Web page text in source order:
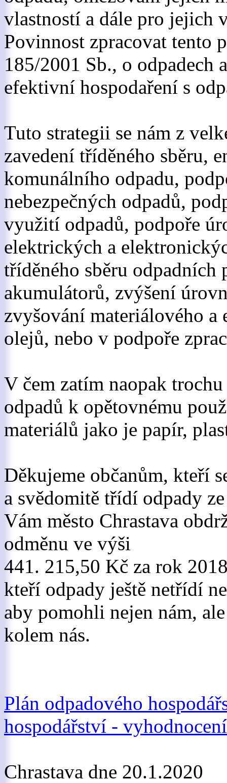
vlastností a dále pro jejich
Povinnost zpracovat tento
185/2001 Sb., o
efektivní hospodaření s
Tuto strategii se nám z
zavedení tříděného sběru,
komunálního odpadu,
nebezpečných odpadů,
využití odpadů, podpoře
elektrických a
tříděného sběru odpadních
akumulátorů, zvýšení
zvyšování materiálového
olejů, nebo v podpoře
V čem zatím naopak
odpadů k opětovnému
materiálů jako je papír,
Děkujeme občanům, kteří
a svědomitě třídí odpady
Vám město Chrastava
odměnu ve výši
441. 215,50 Kč za rok
kteří odpady ještě netřídí
aby pomohli nejen nám,
kolem nás.
Plán odpadového
hospodářství - vyhodnocení
Chrastava dne 20.1.2020